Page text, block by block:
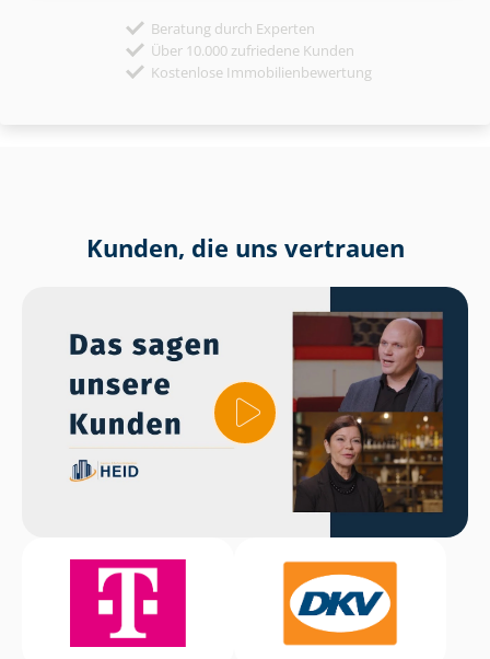
Beratung durch Experten
Über 10.000 zufriedene Kunden
Kostenlose Immobilienbewertung
Kunden, die uns vertrauen